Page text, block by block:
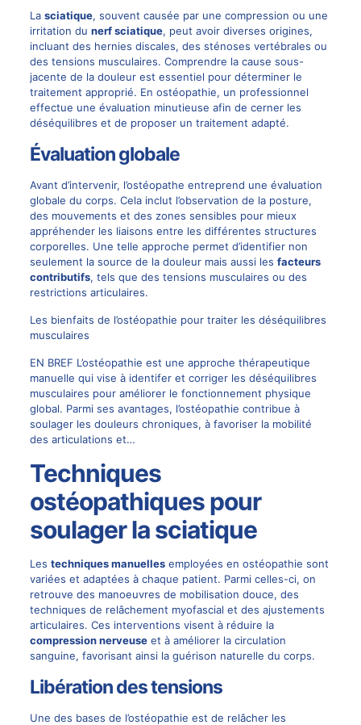
La sciatique, souvent causée par une compression ou une
irritation du nerf sciatique, peut avoir diverses origines,
incluant des hernies discales, des sténoses vertébrales ou
des tensions musculaires. Comprendre la cause sous-
jacente de la douleur est essentiel pour déterminer le
traitement approprié. En ostéopathie, un professionnel
effectue une évaluation minutieuse afin de cerner les
déséquilibres et de proposer un traitement adapté.
Évaluation globale
Avant d’intervenir, l’ostéopathe entreprend une évaluation
globale du corps. Cela inclut l’observation de la posture,
des mouvements et des zones sensibles pour mieux
appréhender les liaisons entre les différentes structures
corporelles. Une telle approche permet d’identifier non
seulement la source de la douleur mais aussi les facteurs
contributifs, tels que des tensions musculaires ou des
restrictions articulaires.
Les bienfaits de l’ostéopathie pour traiter les déséquilibres
musculaires
EN BREF L’ostéopathie est une approche thérapeutique
manuelle qui vise à identifer et corriger les déséquilibres
musculaires pour améliorer le fonctionnement physique
global. Parmi ses avantages, l’ostéopathie contribue à
soulager les douleurs chroniques, à favoriser la mobilité
des articulations et…
Techniques
ostéopathiques pour
soulager la sciatique
Les techniques manuellesemployées en ostéopathie sont
variées et adaptées à chaque patient. Parmi celles-ci, on
retrouve des manoeuvres de mobilisation douce, des
techniques de relâchement myofascial et des ajustements
articulaires. Ces interventions visent à réduire la
compression nerveuseet à améliorer la circulation
sanguine, favorisant ainsi la guérison naturelle du corps.
Libération des tensions
Une des bases de l’ostéopathie est de relâcher les